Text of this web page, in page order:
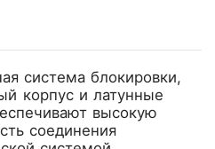
система блокировки,
корпус и латунные
высокую
соединения